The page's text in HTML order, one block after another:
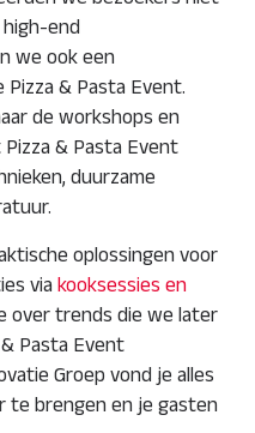
high-end
we ook een
& Pasta Event.
de workshops en
& Pasta Event
duurzame
oplossingen voor
via kooksessies en
over trends die we later
Pasta Event
Groep vond je alles
te brengen en je gasten